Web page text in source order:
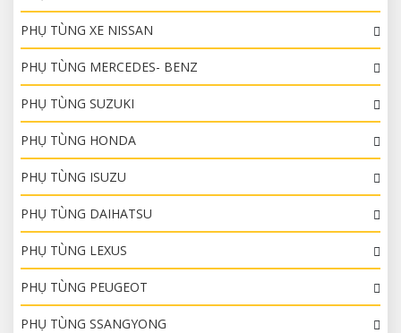
PHỤ TÙNG XE NISSAN
PHỤ TÙNG MERCEDES- BENZ
PHỤ TÙNG SUZUKI
PHỤ TÙNG HONDA
PHỤ TÙNG ISUZU
PHỤ TÙNG DAIHATSU
PHỤ TÙNG LEXUS
PHỤ TÙNG PEUGEOT
PHỤ TÙNG SSANGYONG